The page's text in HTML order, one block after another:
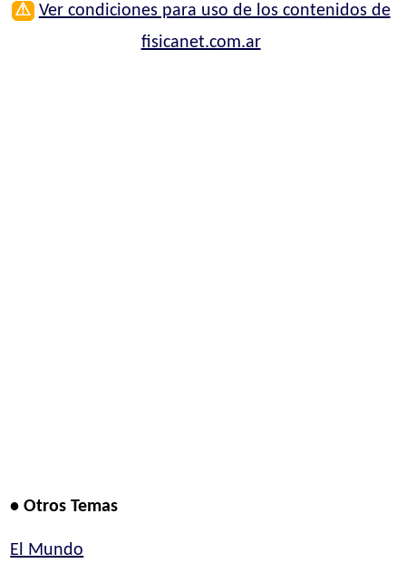
⚠ Ver condiciones para uso de los contenidos de
fisicanet.com.ar
• Otros Temas
El Mundo